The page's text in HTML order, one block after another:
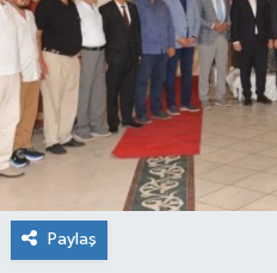
Paylaş